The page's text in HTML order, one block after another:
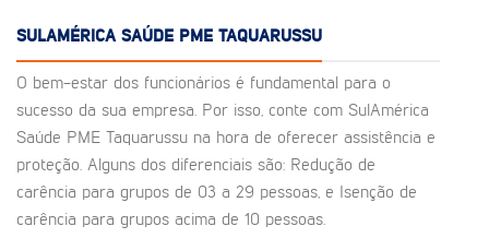
SULAMÉRICA SAÚDE PME TAQUARUSSU
O bem-estar dos funcionários é fundamental para o
sucesso da sua empresa. Por isso, conte com SulAmérica
Saúde PME Taquarussu na hora de oferecer assistência e
proteção. Alguns dos diferenciais são: Redução de
carência para grupos de 03 a 29 pessoas, e Isenção de
carência para grupos acima de 10 pessoas.